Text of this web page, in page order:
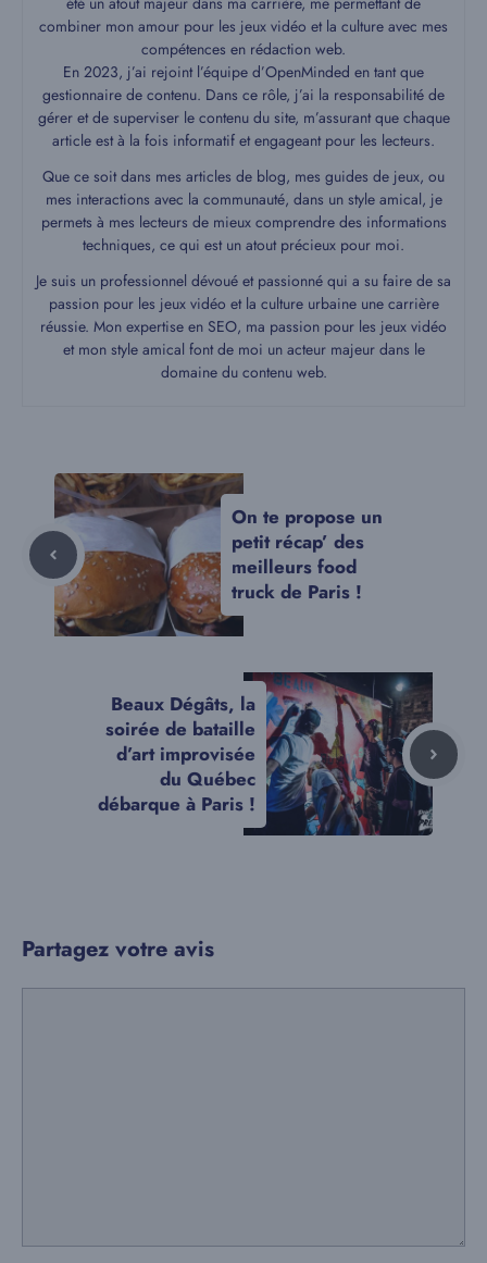
combiner mon amour pour les jeux vidéo et la culture avec mes
compétences en rédaction web.
En 2023, j’ai rejoint l’équipe d’OpenMinded en tant que
gestionnaire de contenu. Dans ce rôle, j’ai la responsabilité de
gérer et de superviser le contenu du site, m’assurant que chaque
article est à la fois informatif et engageant pour les lecteurs.
Que ce soit dans mes articles de blog, mes guides de jeux, ou
mes interactions avec la communauté, dans un style amical, je
permets à mes lecteurs de mieux comprendre des informations
techniques, ce qui est un atout précieux pour moi.
Je suis un professionnel dévoué et passionné qui a su faire de sa
passion pour les jeux vidéo et la culture urbaine une carrière
réussie. Mon expertise en SEO, ma passion pour les jeux vidéo
et mon style amical font de moi un acteur majeur dans le
domaine du contenu web.
On te propose un
petit récap’ des
meilleurs food
truck de Paris !
Beaux Dégâts, la
soirée de bataille
d’art improvisée
du Québec
débarque à Paris !
Partagez votre avis